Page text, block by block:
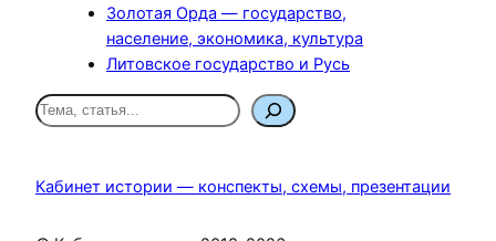
Золотая Орда — государство,
население, экономика, культура
Литовское государство и Русь
П
о
с
Кабинет истории — конспекты, схемы, презентации